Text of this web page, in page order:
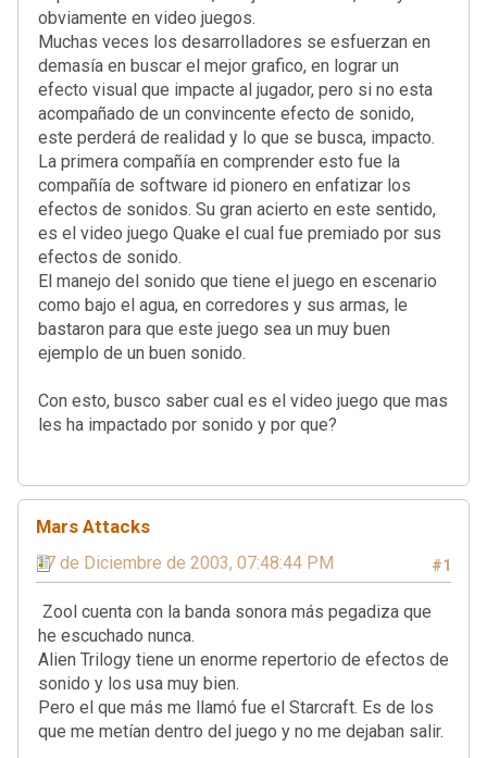
obviamente en video juegos.
Muchas veces los desarrolladores se esfuerzan en
demasía en buscar el mejor grafico, en lograr un
efecto visual que impacte al jugador, pero si no esta
acompañado de un convincente efecto de sonido,
este perderá de realidad y lo que se busca, impacto.
La primera compañía en comprender esto fue la
compañía de software id pionero en enfatizar los
efectos de sonidos. Su gran acierto en este sentido,
es el video juego Quake el cual fue premiado por sus
efectos de sonido.
El manejo del sonido que tiene el juego en escenario
como bajo el agua, en corredores y sus armas, le
bastaron para que este juego sea un muy buen
ejemplo de un buen sonido.
Con esto, busco saber cual es el video juego que mas
les ha impactado por sonido y por que?
Mars Attacks
#1
17 de Diciembre de 2003, 07:48:44 PM
Zool cuenta con la banda sonora más pegadiza que
he escuchado nunca.
Alien Trilogy tiene un enorme repertorio de efectos de
sonido y los usa muy bien.
Pero el que más me llamó fue el Starcraft. Es de los
que me metían dentro del juego y no me dejaban salir.